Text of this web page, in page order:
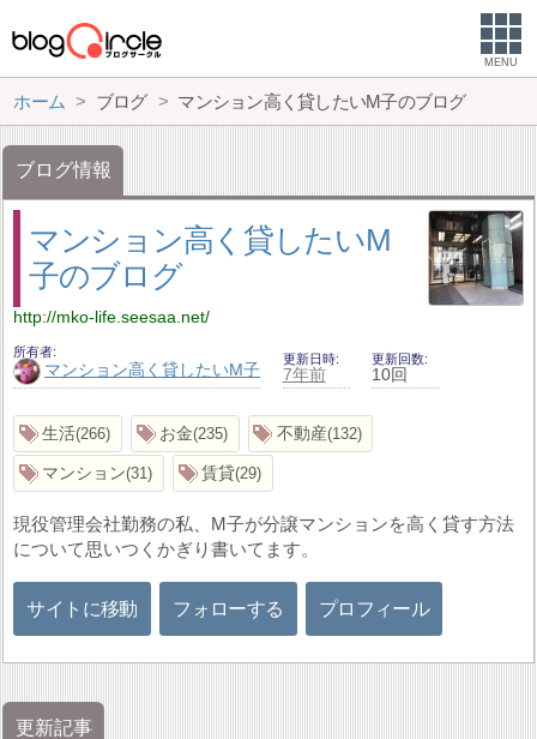
MENU
ホーム ブログ マンション高く貸したいM子のブログ
ブログ情報
マンション高く貸したいM
子のブログ
http://mko-life.seesaa.net/
所有者
マンション高く貸したいM子
更新日時
7年前
更新回数
10回
生活 266 お金 235 不動産 132
マンション 31 賃貸 29
現役管理会社勤務の私、M子が分譲マンションを高く貸す方法
について思いつくかぎり書いてます。
サイトに移動 フォローする プロフィール
更新記事